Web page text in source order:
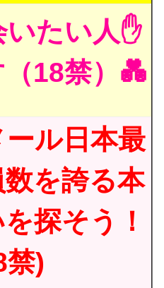
たい人✋
18禁）💑
ル日本最
を誇る本
探そう！
禁)